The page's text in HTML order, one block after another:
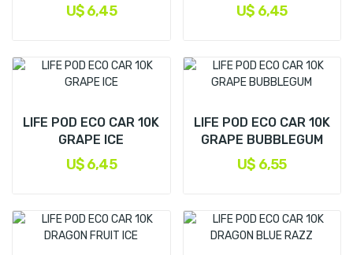
U$ 6,45 U$ 6,45
LIFE POD ECO CAR 10K
GRAPE ICE
U$ 6,45
LIFE POD ECO CAR 10K
GRAPE BUBBLEGUM
U$ 6,55